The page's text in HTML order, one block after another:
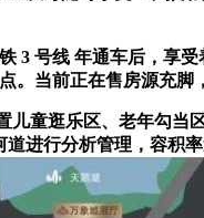
号线 年通车后，享
当前正在售房源充
逛乐区、老年勾当
进行分析管理，容积